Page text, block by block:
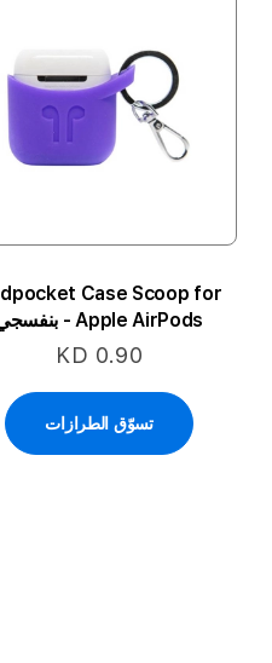
Case Scoop for
Apple AirPods - بنفسجي
KD 0.90
تسوّق الطرازات